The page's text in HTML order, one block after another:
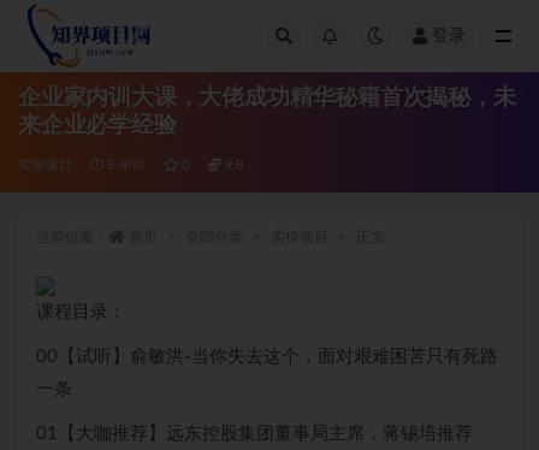
登录
企业家内训大课，大佬成功精华秘籍首次揭秘，未
来企业必学经验
实操项目 5 年前 0 9.8
课程目录：
00【试听】俞敏洪-当你失去这个，面对艰难困苦只有死路
一条
01【大咖推荐】远东控股集团董事局主席，蒋锡培推荐